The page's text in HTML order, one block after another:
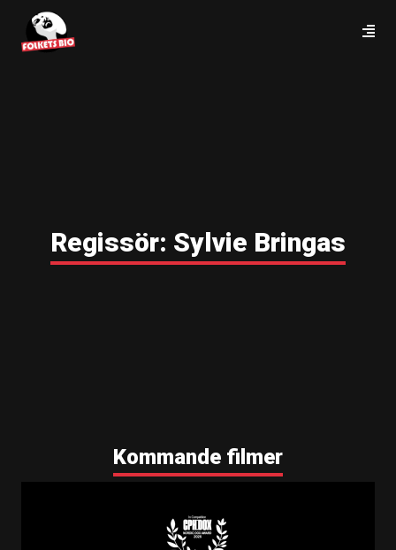
Regissör: Sylvie Bringas
Kommande filmer